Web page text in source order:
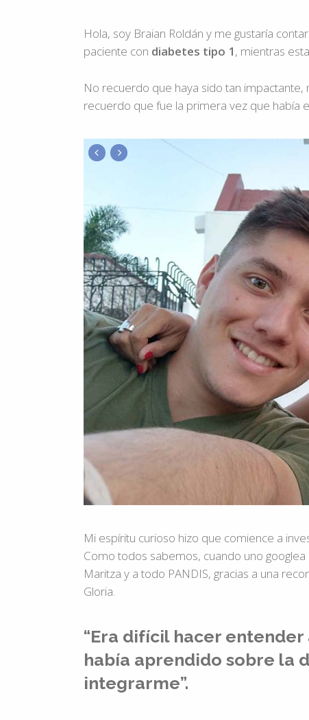
Hola, soy Braian Roldán y me gustaría
paciente con diabetes tipo 1, mientras
No recuerdo que haya sido tan impactante,
recuerdo que fue la primera vez que había
Mi espíritu curioso hizo que comience a
Como todos sabemos, cuando uno
Maritza y a todo PANDIS, gracias a una
Gloria.
“Era difícil hacer entender
había aprendido sobre la
integrarme”.